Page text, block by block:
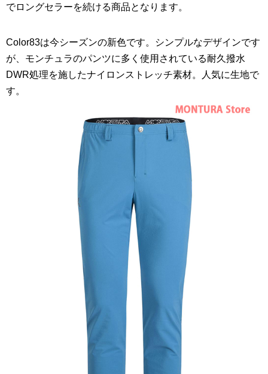
でロングセラーを続ける商品となります。
Color83は今シーズンの新色です。シンプルなデザインです
が、モンチュラのパンツに多く使用されている耐久撥水
DWR処理を施したナイロンストレッチ素材。人気に生地で
す。